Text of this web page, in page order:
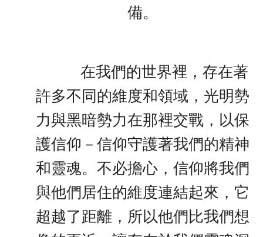
備。
在我們的世界裡，存在著
許多不同的維度和領域，光明勢
力與黑暗勢力​​在那裡交戰，以保
護信仰－信仰守護著我們的精神
和靈魂。不必擔心，信仰將我們
與他們居住的維度連結起來，它
超越了距離，所以他們比我們想